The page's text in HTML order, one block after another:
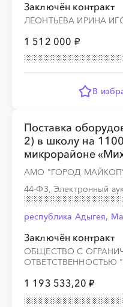
Заключён контракт
ЛЕОНТЬЕВА ИРИНА
1 512 000 ₽
В
Поставка
2) в школу на
микрорайоне
АМО "ГОРОД
44-ФЗ, Электронный
республика Адыгея,
Заключён контракт
ОБЩЕСТВО С
ОТВЕТСТВЕННОСТЬЮ
1 193 533,20 ₽